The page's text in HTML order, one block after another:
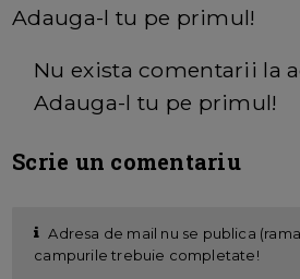
Adauga-l tu pe primul!
Nu exista comentarii la
Adauga-l tu pe primul!
Scrie un comentariu
Adresa de mail nu se publica
campurile trebuie completate!